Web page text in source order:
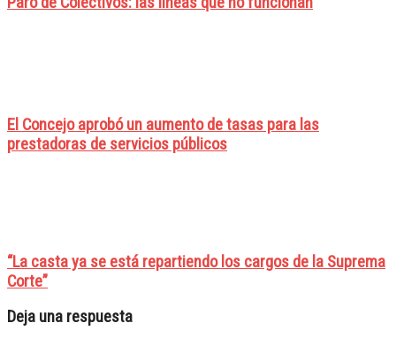
El Concejo aprobó un aumento de tasas para las
prestadoras de servicios públicos
“La casta ya se está repartiendo los cargos de la Suprema
Corte”
Deja una respuesta